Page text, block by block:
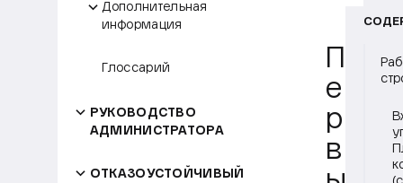
Дополнительная
информация
Глоссарий
РУКОВОДСТВО
АДМИНИСТРАТОРА
ОТКАЗОУСТОЙЧИВЫЙ
е
р
в